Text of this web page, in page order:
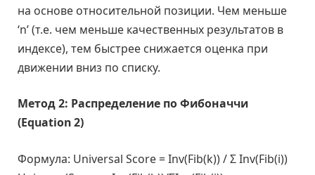
на основе относительной позиции. Чем меньше
‘n’ (т.е. чем меньше качественных результатов в
индексе), тем быстрее снижается оценка при
движении вниз по списку.
Метод 2: Распределение по Фибоначчи
(Equation 2)
Формула: Universal Score = Inv(Fib(k)) / Σ Inv(Fib(i))